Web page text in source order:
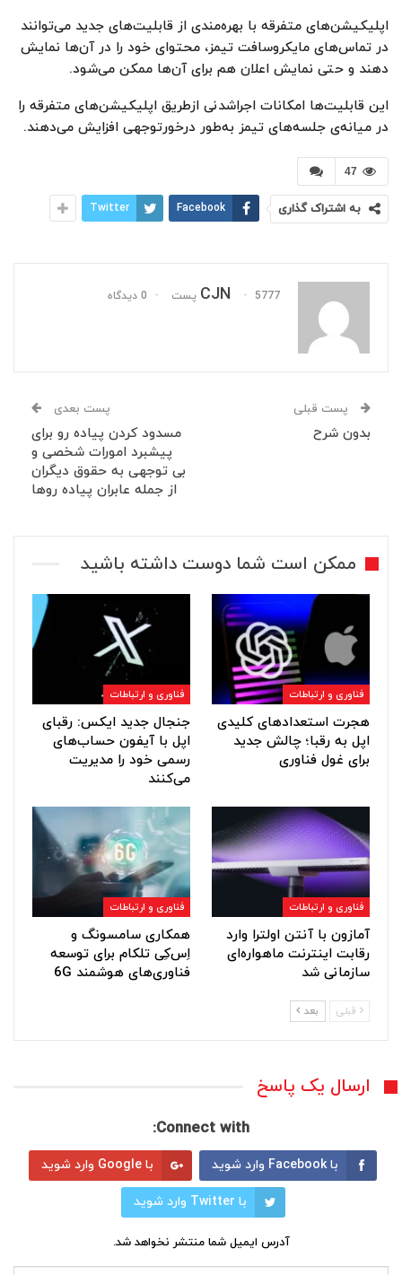
اپلیکیشن‌های متفرقه با بهره‌مندی از قابلیت‌های جدید می‌توانند
در تماس‌های مایکروسافت تیمز، محتوای خود را در آن‌ها نمایش
دهند و حتی نمایش اعلان هم برای آن‌ها ممکن می‌شود.
این قابلیت‌ها امکانات اجراشدنی ازطریق اپلیکیشن‌های متفرقه را
در میانه‌ی جلسه‌های تیمز به‌طور درخورتوجهی افزایش می‌دهند.
47
به اشتراک گذاری Facebook
Twitter
CJN 5777 پست 0 دیدگاه
پست قبلی
بدون شرح
پست بعدی
مسدود کردن پیاده رو برای
پیشبرد امورات شخصی و
بی توجهی به حقوق دیگران
از جمله عابران پیاده روها
ممکن است شما دوست داشته باشید
فناوری و ارتباطات
هجرت استعدادهای کلیدی
اپل به رقبا؛ چالش جدید
برای غول فناوری
فناوری و ارتباطات
جنجال جدید ایکس: رقبای
اپل با آیفون حساب‌های
رسمی خود را مدیریت
می‌کنند
فناوری و ارتباطات
آمازون با آنتن اولترا وارد
رقابت اینترنت ماهواره‌ای
سازمانی شد
فناوری و ارتباطات
همکاری سامسونگ و
اِس‌کِی تلکام برای توسعه
فناوری‌های هوشمند 6G
قبلی بعد
ارسال یک پاسخ
Connect with:
با Facebook وارد شوید با Google وارد شوید
با Twitter وارد شوید
آدرس ایمیل شما منتشر نخواهد شد.